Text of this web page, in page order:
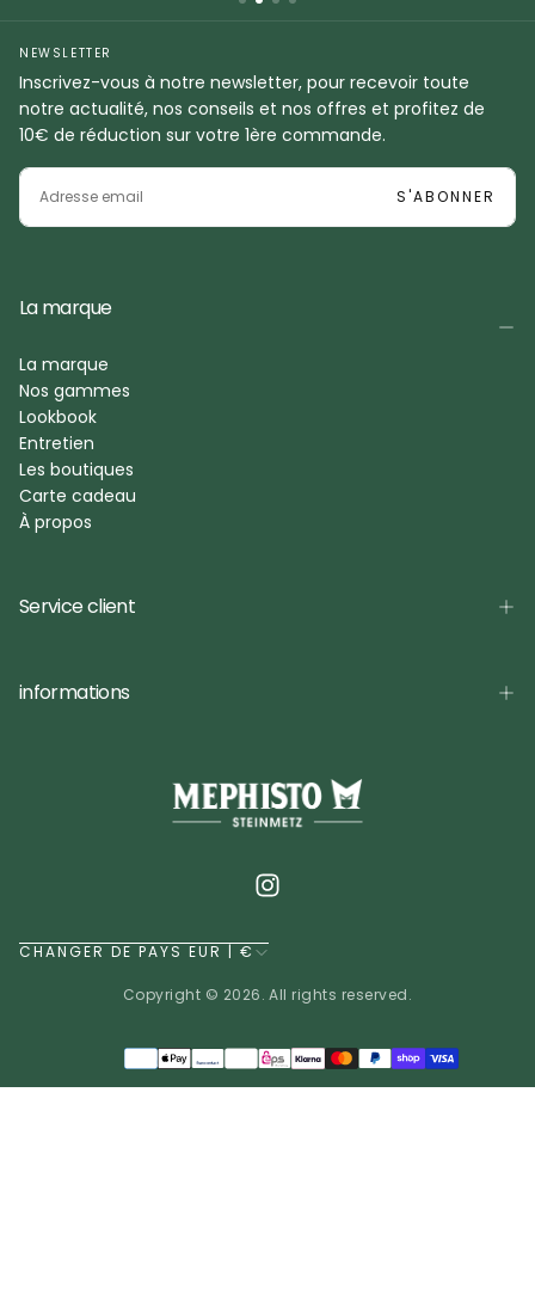
NEWSLETTER
Inscrivez-vous à notre newsletter, pour recevoir toute
notre actualité, nos conseils et nos offres et profitez de
10€ de réduction sur votre 1ère commande.
EMAIL
S'ABONNER
La marque
La marque
Nos gammes
Lookbook
Entretien
Les boutiques
Carte cadeau
À propos
Service client
informations
CHANGER DE PAYS EUR | €
Copyright © 2026. All rights reserved.
Méthodes
de